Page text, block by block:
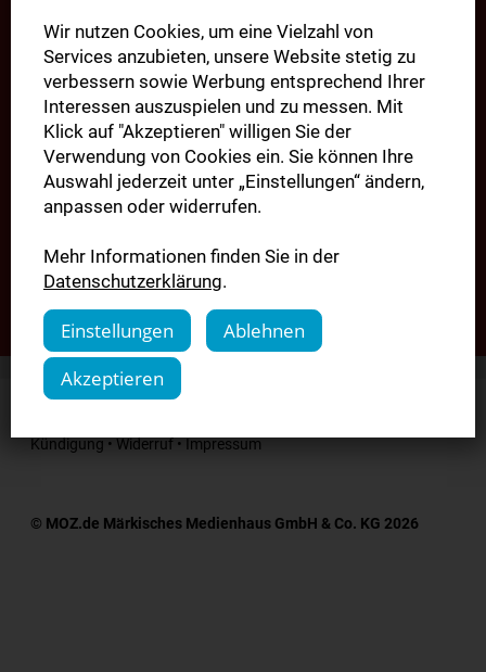
Da ist etwas schief
gelaufen!
Der Vorgang wurde wegen eines Fehlers
© MOZ.de Märkisches Medienhaus GmbH & Co. KG 2026
Kündigung•Widerruf•Impressum
Wir nutzen Cookies, um eine Vielzahl von
Services anzubieten, unsere Website stetig zu
verbessern sowie Werbung entsprechend Ihrer
Interessen auszuspielen und zu messen. Mit
Klick auf "Akzeptieren" willigen Sie der
Verwendung von Cookies ein. Sie können Ihre
Auswahl jederzeit unter „Einstellungen“ ändern,
anpassen oder widerrufen.
Mehr Informationen finden Sie in der
Datenschutzerklärung.
Einstellungen
Ablehnen
Akzeptieren